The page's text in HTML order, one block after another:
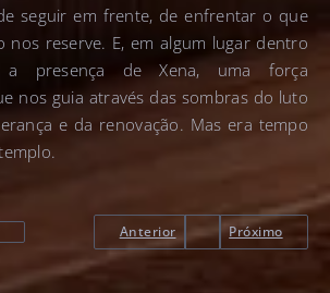
seguir em frente, de enfrentar o que
reserve. E, em algum lugar dentro
presença de Xena, uma força
nos guia através das sombras do luto
e da renovação. Mas era tempo
Anterior Próximo